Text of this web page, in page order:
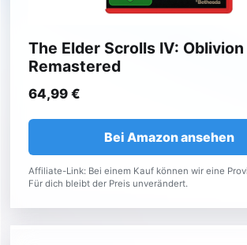
The Elder Scrolls IV: Oblivion
Remastered
64,99 €
Bei Amazon ansehen
Affiliate-Link: Bei einem Kauf können wir eine
Für dich bleibt der Preis unverändert.